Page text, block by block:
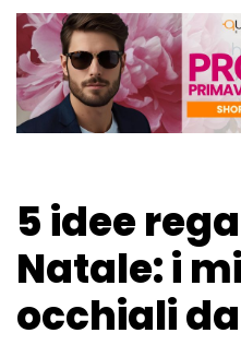
5 idee
Natale: i
occhiali